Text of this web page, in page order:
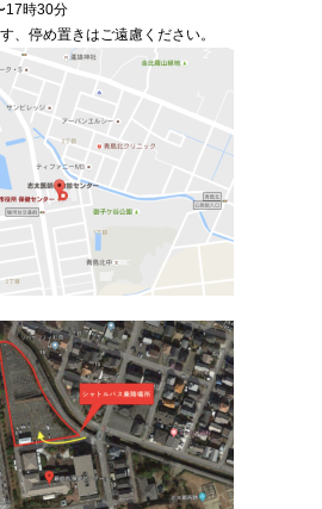
17時30分
停め置きはご遠慮ください。